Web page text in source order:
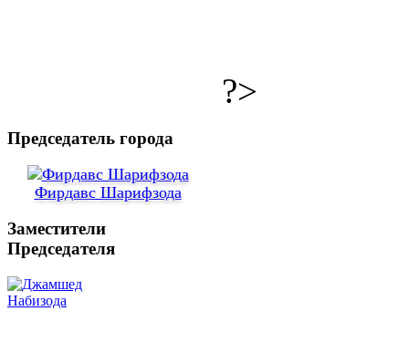
?>
Председатель города
Фирдавс Шарифзода
Заместители
Председателя